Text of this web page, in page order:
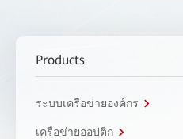
Products
ระบบเครือข่ายองค์กร
เครือข่ายออปติก